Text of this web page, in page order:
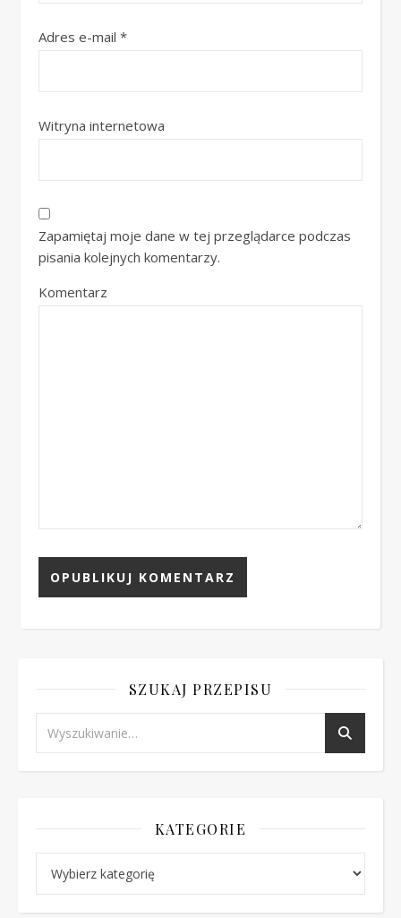
Adres e-mail *
Witryna internetowa
Zapamiętaj moje dane w tej przeglądarce podczas
pisania kolejnych komentarzy.
Komentarz
SZUKAJ PRZEPISU
KATEGORIE